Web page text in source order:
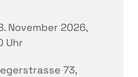
November 2026,
Uhr
73,